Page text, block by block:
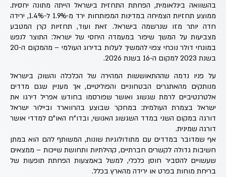
בהשוואה בינלאומית, הפחתת התחזית בישראל הייתה מתונה יחסית.
ממוצע תחזיות הצמיחה במדינות המפותחות ירד מ-1.9% ל-1.4%, ירידה
חדה יותר מזו שנרשמה בישראל. זאת ועוד, תחזיות קרן המטבע
מצביעות על המשך שיפור במעמדה היחסי של ישראל: התוצר לנפש
במונחי דולר נוכחי צפוי להמשיך לעלות בדירוג העולמי – מהמקום ה-20
בשנת 2023 למקום ה-16 בשנת 2026.
על פניו נדמה שההתאוששות המהירה של הכלכלה והשוק בישראל
מנותקים מהאתגרים הבטחוניים והפוליטיים, אך מעניין שגם מדדים
אלטרנטיביים לרמת שגשוג ואושר שפורסמו בחודש אפריל דירגו את
ישראל בצמרת העולמית: במחקר שבוצע בהרווארד וביילור ישראל
דורגה במקום השני במדד השגשוג האנושי, ובדו"ח האו"ם למדדי אושר
דורגה שמינית.
אף שמדובר במדדים עם מתודולוגיות שונות, המשותף להם הוא במתן
חשיבות גדולה לקשרים חברתיים, קהילתיות ותחושת שייכות – ממצאים
שעשויים להסביר חוסן כלכלי, למשל באמצעות הפחתת תופעות של
בריחת מוחות בפרט או ירידה מהארץ בכלל.